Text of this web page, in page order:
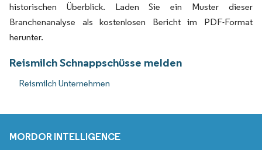
historischen Überblick. Laden Sie ein Muster dieser
Branchenanalyse als kostenlosen Bericht im PDF-Format
herunter.
Reismilch Schnappschüsse melden
Reismilch Unternehmen
MORDOR INTELLIGENCE